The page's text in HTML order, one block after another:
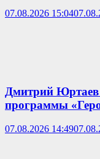
07.08.2026 15:04
Дмитрий Юртаев
программы
07.08.2026 14:49